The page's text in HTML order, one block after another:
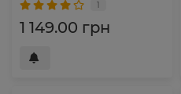
1
1 149.00 грн